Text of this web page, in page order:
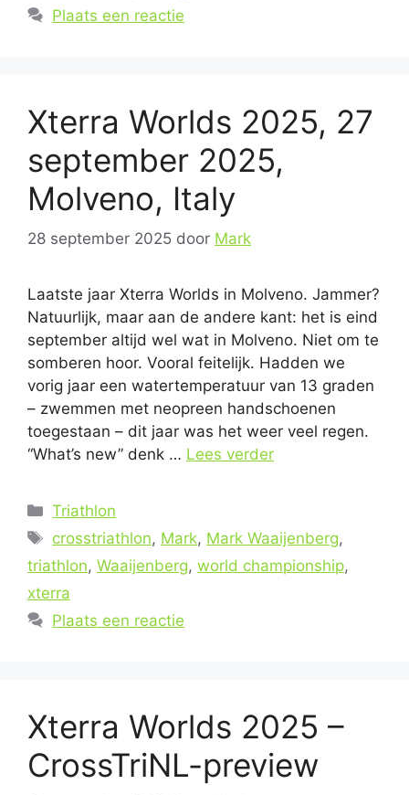
Plaats een reactie
Xterra Worlds 2025, 27
september 2025,
Molveno, Italy
28 september 2025 door Mark
Laatste jaar Xterra Worlds in Molveno. Jammer?
Natuurlijk, maar aan de andere kant: het is eind
september altijd wel wat in Molveno. Niet om te
somberen hoor. Vooral feitelijk. Hadden we
vorig jaar een watertemperatuur van 13 graden
– zwemmen met neopreen handschoenen
toegestaan – dit jaar was het weer veel regen.
“What’s new” denk … Lees verder
Categorieën
Triathlon
Tags
crosstriathlon, Mark, Mark Waaijenberg,
triathlon, Waaijenberg, world championship,
xterra
Plaats een reactie
Xterra Worlds 2025 –
CrossTriNL-preview